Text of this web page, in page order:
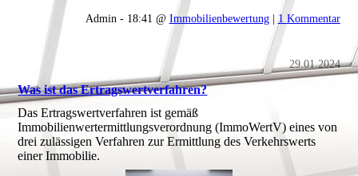
Admin - 18:41 @ Immobilienbewertung| 1 Kommentar
29.01.2024
Was ist das Ertragswertverfahren?
Das Ertragswertverfahren ist gemäß
Immobilienwertermittlungsverordnung (ImmoWertV) eines von
drei zulässigen Verfahren zur Ermittlung des Verkehrswerts
einer Immobilie.